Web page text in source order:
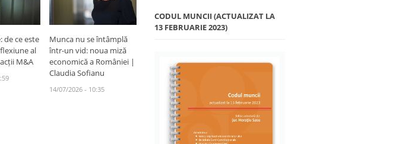
de ce este
al
M&A
Munca nu se întâmplă
într-un vid: noua miză
economică a României |
Claudia Sofianu
14/07/2026 - 10:35
CODUL MUNCII (ACTUALIZAT LA
13 FEBRUARIE 2023)